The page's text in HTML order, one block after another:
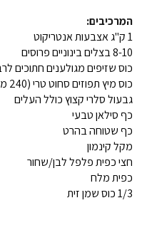
המרכיבים:
1 ק"ג אצבעות אנטריקוט
8-10 בצלים בינוניים פרוסים
כוס שזיפים מגולענים חתוכים
כוס מיץ תפוזים סחוט טרי (240 מ'ל , אפשר מבקבוק)
גבעול סלרי קצוץ כולל העלים
כף סילאן טבעי
כף שטוחה בהרט
מקל קינמון
חצי כפית פלפל לבן/שחור
כפית מלח
1/3 כוס שמן זית